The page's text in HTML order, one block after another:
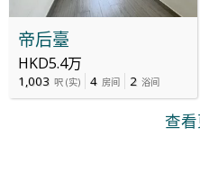
帝后臺
HKD5.4万
1,003 呎 (实) 4 房间 2 浴间
查